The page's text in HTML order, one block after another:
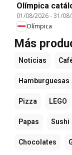
Olímpica
01/08/2026-31/
Olímpica
Más
Noticias
Hamburguesas
Pizza LEGO
Papas Sushi
Chocolates